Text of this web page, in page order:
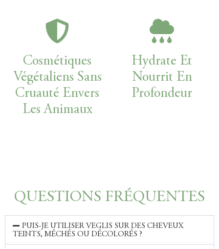
Cosmétiques
Végétaliens Sans
Cruauté Envers
Les Animaux
Hydrate Et
Nourrit En
Profondeur
QUESTIONS FRÉQUENTES
PUIS-JE UTILISER VEGLIS SUR DES CHEVEUX
TEINTS, MÉCHÉS OU DÉCOLORÉS ?